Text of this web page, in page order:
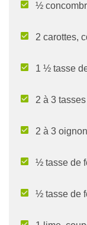
½
2 carottes,
1 ½ tasse
2 à 3
2 à 3
½ tasse de
½ tasse de